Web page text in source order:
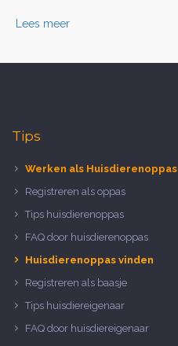
Lees meer
Tips
Werken als Huisdierenoppas
Registreren als oppas
Tips huisdierenoppas
FAQ door huisdierenoppas
Huisdierenoppas vinden
Registreren als baasje
Tips huisdiereigenaar
FAQ door huisdiereigenaar